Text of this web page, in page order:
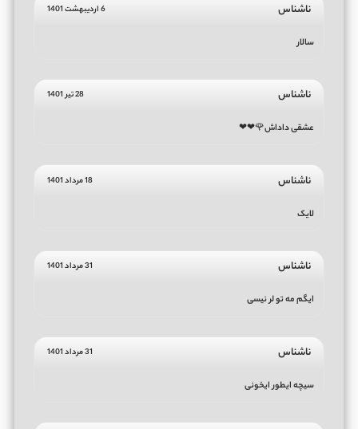
ناشناس 6 اردیبهشت 1401
سالار
ناشناس 28 تیر 1401
عشقی داداش🌹❤❤
ناشناس 18 مرداد 1401
لایک
ناشناس 31 مرداد 1401
ایگم مه تو لر نیسی
ناشناس 31 مرداد 1401
سیچه ایطور ایخونی